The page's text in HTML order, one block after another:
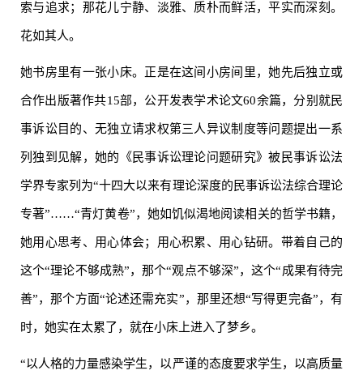
索与追求；那花儿宁静、淡雅、质朴而鲜活，平实而深刻。
花如其人。
她书房里有一张小床。正是在这间小房间里，她先后独立或
合作出版著作共15部，公开发表学术论文60余篇，分别就民
事诉讼目的、无独立请求权第三人异议制度等问题提出一系
列独到见解，她的《民事诉讼理论问题研究》被民事诉讼法
学界专家列为“十四大以来有理论深度的民事诉讼法综合理论
专著”……“青灯黄卷”，她如饥似渴地阅读相关的哲学书籍，
她用心思考、用心体会；用心积累、用心钻研。带着自己的
这个“理论不够成熟”，那个“观点不够深”，这个“成果有待完
善”，那个方面“论述还需充实”，那里还想“写得更完备”，有
时，她实在太累了，就在小床上进入了梦乡。
“以人格的力量感染学生，以严谨的态度要求学生，以高质量